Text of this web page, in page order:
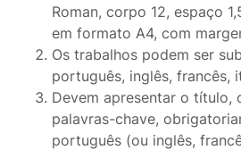
Roman, corpo 12, espaço
em formato A4, com
Os trabalhos podem ser
português, inglês, francês,
Devem apresentar o título,
palavras-chave,
português (ou inglês,